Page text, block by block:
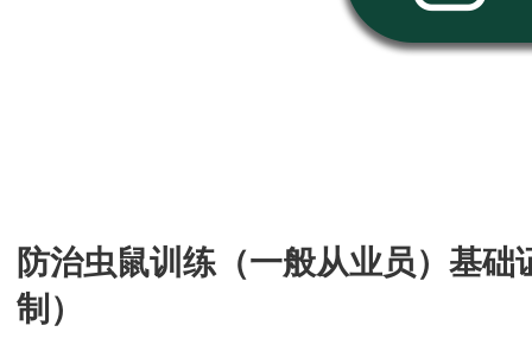
防治虫鼠训练（一般从业员）基础
制）